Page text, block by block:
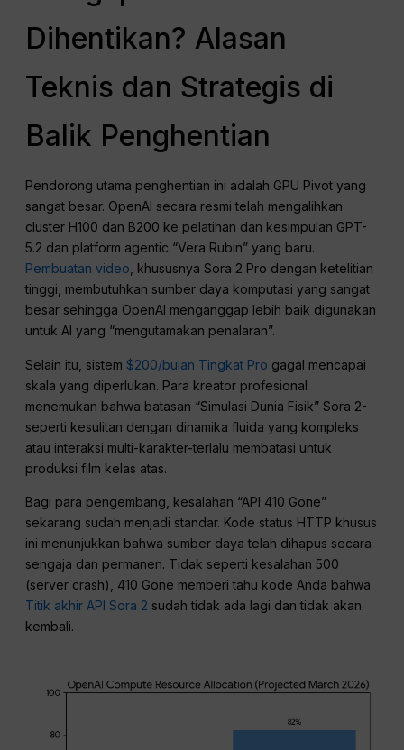
Dihentikan? Alasan
Teknis dan Strategis di
Balik Penghentian
Pendorong utama penghentian ini adalah GPU Pivot yang
sangat besar. OpenAI secara resmi telah mengalihkan
cluster H100 dan B200 ke pelatihan dan kesimpulan GPT-
5.2 dan platform agentic “Vera Rubin” yang baru.
Pembuatan video , khususnya Sora 2 Pro dengan ketelitian
tinggi, membutuhkan sumber daya komputasi yang sangat
besar sehingga OpenAI menganggap lebih baik digunakan
untuk AI yang “mengutamakan penalaran”.
Selain itu, sistem$200/bulan Tingkat Pro gagal mencapai
skala yang diperlukan. Para kreator profesional
menemukan bahwa batasan “Simulasi Dunia Fisik” Sora 2-
seperti kesulitan dengan dinamika fluida yang kompleks
atau interaksi multi-karakter-terlalu membatasi untuk
produksi film kelas atas.
Bagi para pengembang, kesalahan “API 410 Gone”
sekarang sudah menjadi standar. Kode status HTTP khusus
ini menunjukkan bahwa sumber daya telah dihapus secara
sengaja dan permanen. Tidak seperti kesalahan 500
(server crash), 410 Gone memberi tahu kode Anda bahwa
Titik akhir API Sora 2 sudah tidak ada lagi dan tidak akan
kembali.